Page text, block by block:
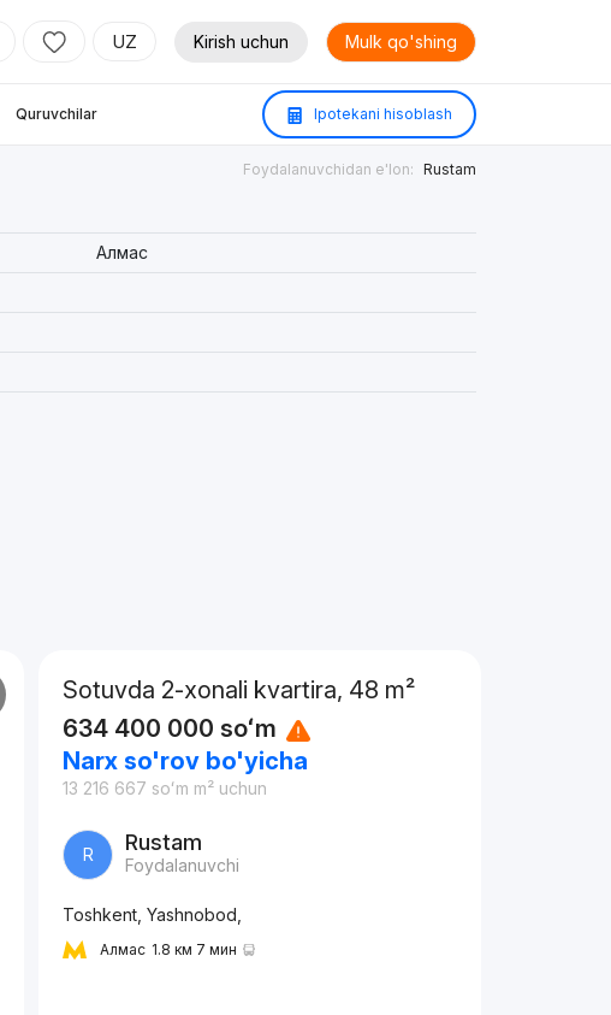
UZ Kirish uchun Mulk qo'shing
Quruvchilar Ipotekani hisoblash
Foydalanuvchidan e'lon: Rustam
Алмас
Sotuvda 2-xonali kvartira, 48 m²
634 400 000 soʻm
Narx so'rov bo'yicha
13 216 667 soʻm m² uchun
R Rustam
Foydalanuvchi
Toshkent, Yashnobod,
Алмас 1.8 км 7 мин